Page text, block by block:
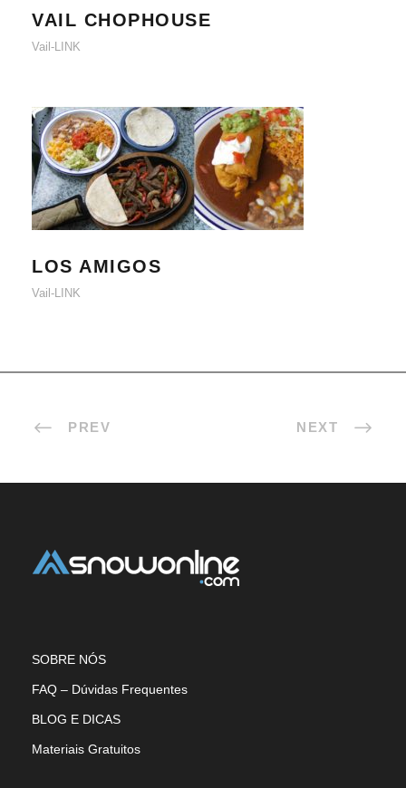
VAIL CHOPHOUSE
Vail-LINK
LOS AMIGOS
LOS AMIGOS
Vail-LINK
PREV NEXT
SOBRE NÓS
FAQ – Dúvidas Frequentes
BLOG E DICAS
Materiais Gratuitos